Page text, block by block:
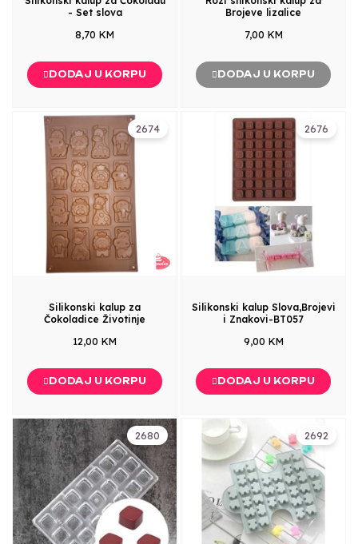
- Set slova
8,70 KM
DODAJ U KORPU
Brojeve lizalice
7,00 KM
DODAJ U KORPU
2674
Silikonski kalup za
Čokoladice Životinje
12,00 KM
DODAJ U KORPU
2676
Silikonski kalup Slova,Brojevi
i Znakovi-BT057
9,00 KM
DODAJ U KORPU
2680 2692